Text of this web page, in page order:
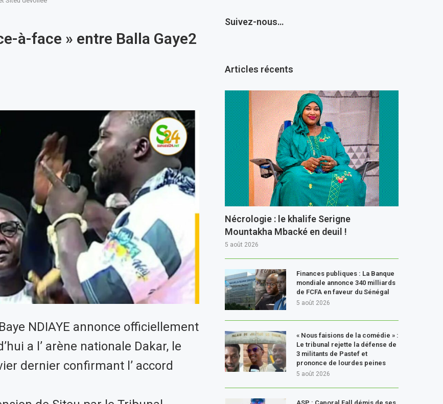
à-face » entre Balla Gaye2
NDIAYE annonce officiellement
a l’ arène nationale Dakar, le
dernier confirmant l’ accord
Suivez-nous…
Articles récents
Nécrologie : le khalife Serigne
Mountakha Mbacké en deuil !
5 août 2026
Finances publiques : La Banque
mondiale annonce 340 milliards
de FCFA en faveur du Sénégal
5 août 2026
« Nous faisions de la comédie » :
Le tribunal rejette la défense de
3 militants de Pastef et
prononce de lourdes peines
5 août 2026